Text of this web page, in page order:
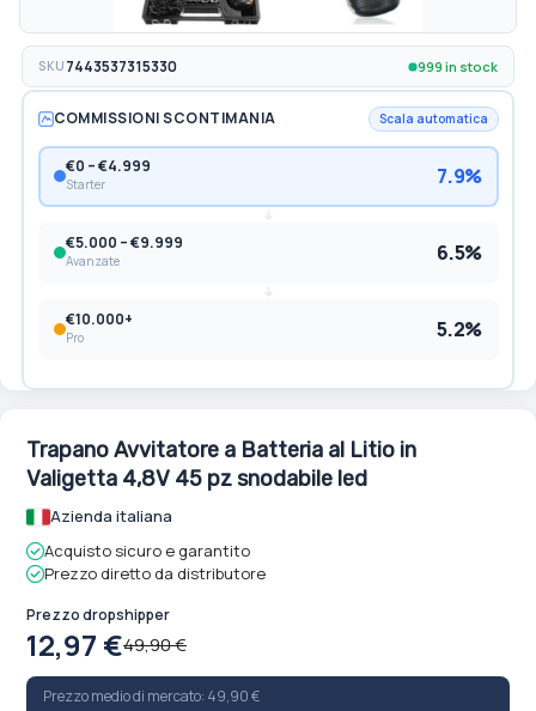
SKU 7443537315330 999 in stock
COMMISSIONI SCONTIMANIA Scala automatica
€0 – €4.999
Starter 7.9%
€5.000 – €9.999
Avanzate 6.5%
€10.000+
Pro 5.2%
Trapano Avvitatore a Batteria al Litio in
Valigetta 4,8V 45 pz snodabile led
Azienda italiana
Acquisto sicuro e garantito
Prezzo diretto da distributore
Prezzo dropshipper
12,97 €49,90 €
Prezzo medio di mercato: 49,90 €